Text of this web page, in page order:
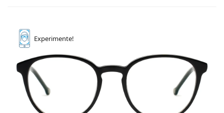
Experimente!